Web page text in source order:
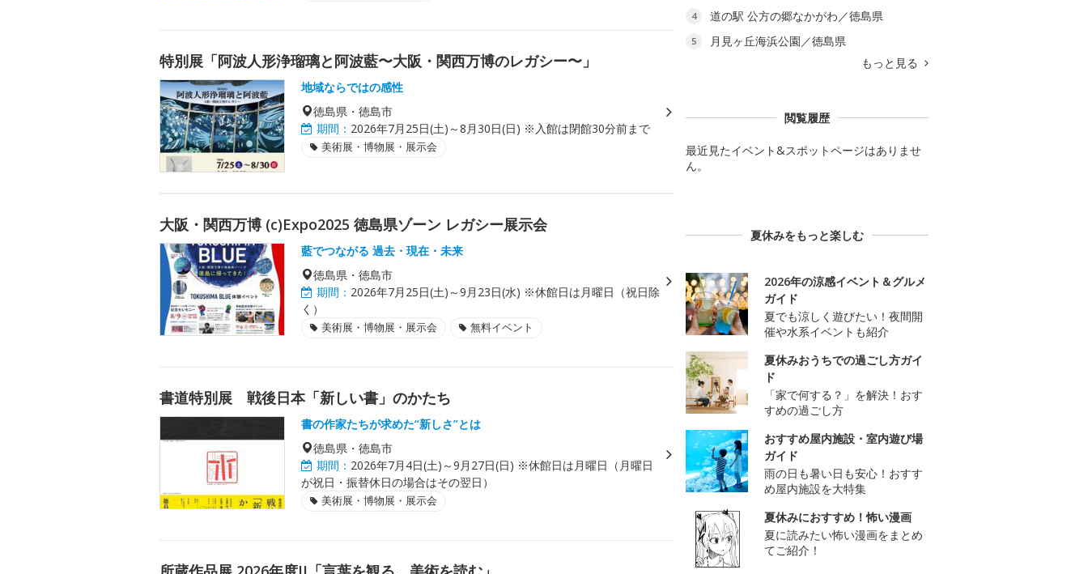
特別展「阿波人形浄瑠璃と阿波藍〜大阪・関西万博のレガシー〜」
地域ならではの感性
徳島県・徳島市
期間： 2026年7月25日(土)～8月30日(日) ※入館は閉館30分前まで
美術展・博物展・展示会
大阪・関西万博 (c)Expo2025 徳島県ゾーン レガシー展示会
藍でつながる 過去・現在・未来
徳島県・徳島市
期間： 2026年7月25日(土)～9月23日(水) ※休館日は月曜日（祝日除
く）
美術展・博物展・展示会 無料イベント
書道特別展 戦後日本「新しい書」のかたち
書の作家たちが求めた“新しさ”とは
徳島県・徳島市
期間： 2026年7月4日(土)～9月27日(日) ※休館日は月曜日（月曜日
が祝日・振替休日の場合はその翌日）
美術展・博物展・展示会
4 道の駅 公方の郷なかがわ／徳島県
5
月見ヶ丘海浜公園／徳島県
もっと見る
閲覧履歴
最近見たイベント&スポットページはありませ
ん。
夏休みをもっと楽しむ
2026年の涼感イベント＆グルメ
ガイド
夏でも涼しく遊びたい！夜間開
催や水系イベントも紹介
夏休みおうちでの過ごし方ガイ
ド
「家で何する？」を解決！おす
すめの過ごし方
おすすめ屋内施設・室内遊び場
ガイド
雨の日も暑い日も安心！おすす
め屋内施設を大特集
夏休みにおすすめ！怖い漫画
夏に読みたい怖い漫画をまとめ
てご紹介！